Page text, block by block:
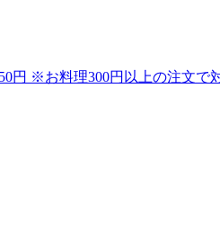
円 ※お料理300円以上の注文で